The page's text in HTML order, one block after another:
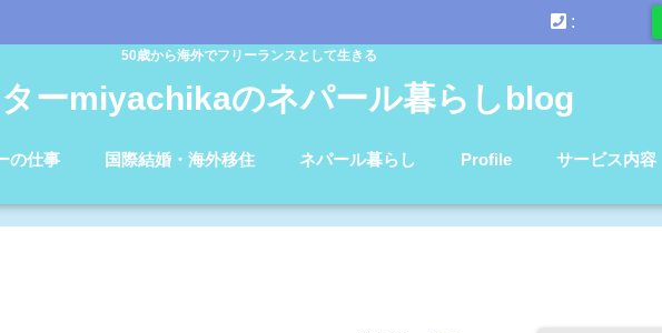
:
50歳から海外でフリーランスとして生きる
ーmiyachikaのネパール暮らしblog
の仕事 国際結婚・海外移住 ネパール暮らし Profile サービス内容